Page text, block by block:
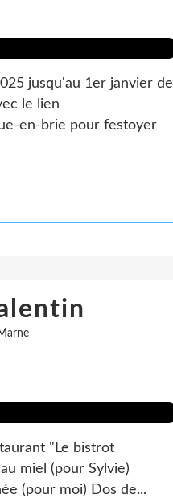
jusqu'au 1er janvier de
le lien
en-brie pour festoyer
"Le bistrot
miel (pour Sylvie)
(pour moi) Dos de...